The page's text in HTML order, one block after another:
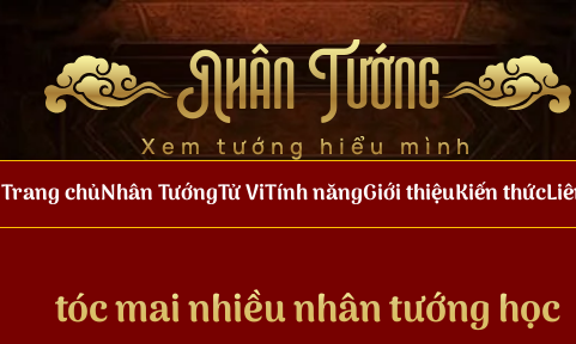
Nhân Tướng
Xem tướng hiểu mình
Trang chủNhân TướngTử ViTính năngGiới thiệuKiến thức
tóc mai nhiều nhân tướng học